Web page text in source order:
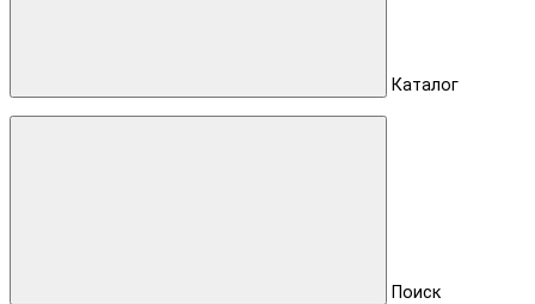
Каталог
Поиск